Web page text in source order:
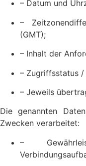
– Datum und
–
(GMT);
– Inhalt der
– Zugriffsstatus
– Jeweils
Die genannten
Zwecken verarbeitet:
–